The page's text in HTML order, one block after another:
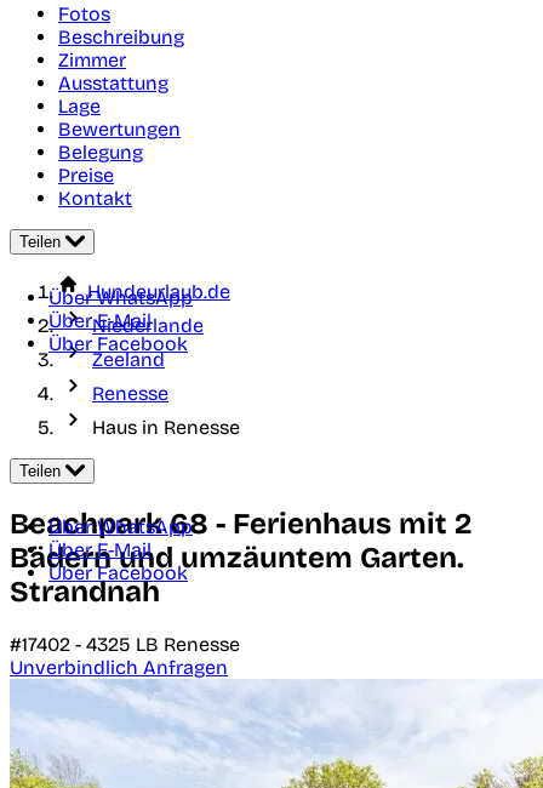
Fotos
Beschreibung
Zimmer
Ausstattung
Lage
Bewertungen
Belegung
Preise
Kontakt
Teilen
Über WhatsApp
Über E-Mail
Über Facebook
Hundeurlaub.de
Niederlande
Zeeland
Renesse
Haus in Renesse
Teilen
Über WhatsApp
Über E-Mail
Über Facebook
Beachpark 68 - Ferienhaus mit 2
Bädern und umzäuntem Garten.
Strandnah
#17402 - 4325 LB Renesse
Unverbindlich Anfragen